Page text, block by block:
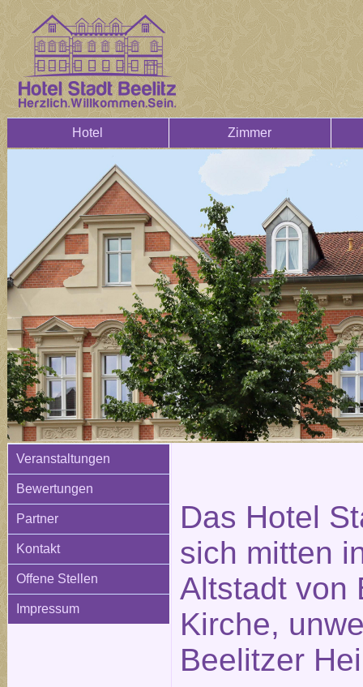
Hotel Zimmer
Veranstaltungen
Bewertungen
Partner
Kontakt
Offene Stellen
Impressum
Das Hotel
sich mitten
Altstadt von
Kirche,
Beelitzer